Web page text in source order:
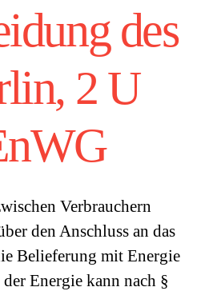
des
2 U
Verbrauchern
den Anschluss an das
Belieferung mit Energie
Energie kann nach §